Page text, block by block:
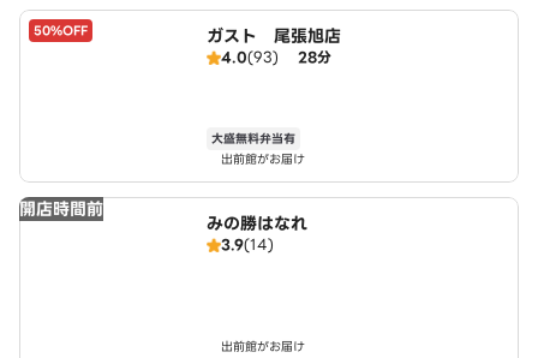
50%OFF ガスト 尾張旭店
4.0(93) 28分
大盛無料弁当有
出前館がお届け
開店時間前
みの勝はなれ
3.9(14)
出前館がお届け